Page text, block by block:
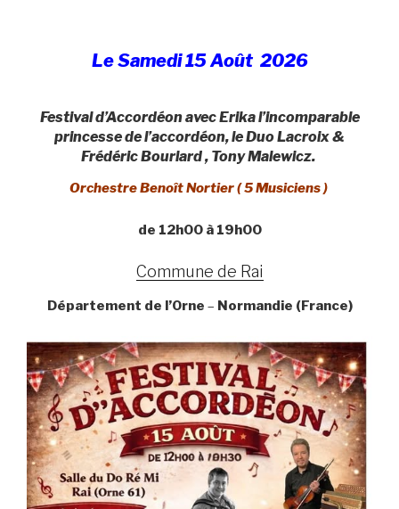
Le Samedi 15 Août 2026
Festival d’Accordéon avec Erika l’incomparable
princesse de l’accordéon, le Duo Lacroix &
Frédéric Bourlard , Tony Malewicz.
Orchestre Benoît Nortier ( 5 Musiciens )
de 12h00 à 19h00
Commune de Rai
Département de l’Orne – Normandie (France)